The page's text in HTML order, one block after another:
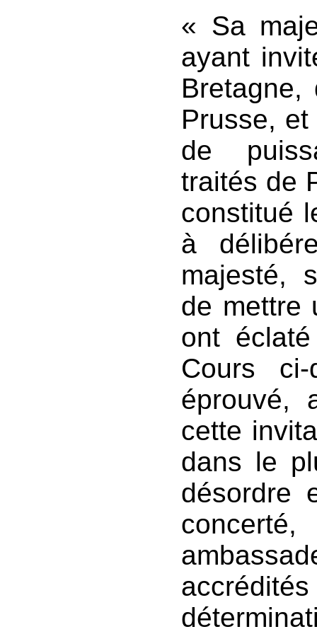
« Sa
ayant
Bretagne,
Prusse,
de
traités de
constitué
à
majesté,
de mettre
ont
Cours ci-
éprouvé,
cette
dans le
désordre